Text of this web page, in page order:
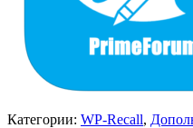
Категории: WP-Recall,